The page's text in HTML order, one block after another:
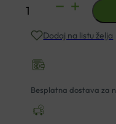
LA
POSAY
HA
RICH
SPF25
Dodaj na listu želja
Besplatna dostava za